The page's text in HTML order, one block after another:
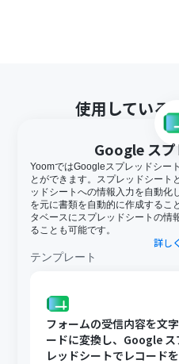
使用している
Google ス
YoomではGoogleスプレッドシー
とができます。スプレッドシート
ッドシートへの情報入力を自動化
を元に書類を自動的に作成するこ
タベースにスプレッドシートの情
ることも可能です。
詳し
テンプレート
フォームの受信内容を文
ードに変換し、Google ス
レッドシートでレコード